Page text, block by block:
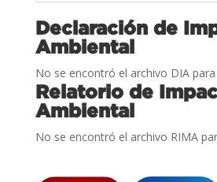
Declaración de
Ambiental
No se encontró el archivo DIA
Relatorio de
Ambiental
No se encontró el archivo RIMA